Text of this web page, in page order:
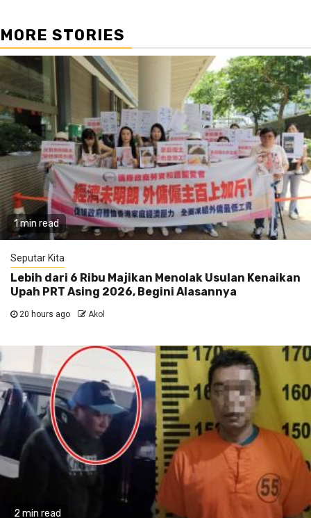
MORE STORIES
1 min read
Seputar Kita
Lebih dari 6 Ribu Majikan Menolak Usulan Kenaikan
Upah PRT Asing 2026, Begini Alasannya
20 hours ago Akol
2 min read